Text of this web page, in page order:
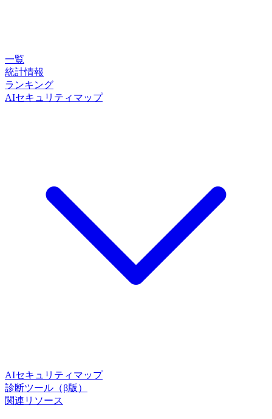
一覧
統計情報
ランキング
AIセキュリティマップ
AIセキュリティマップ
診断ツール（β版）
関連リソース